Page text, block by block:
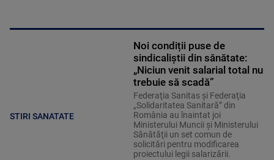
STIRI SANATATE
Noi condiții puse de
sindicaliștii din sănătate:
„Niciun venit salarial total nu
trebuie să scadă”
Federaţia Sanitas şi Federaţia
„Solidaritatea Sanitară” din
România au înaintat joi
Ministerului Muncii şi Ministerului
Sănătăţii un set comun de
solicitări pentru modificarea
proiectului legii salarizării.